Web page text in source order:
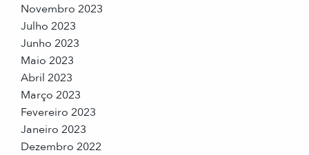
Novembro 2023
Julho 2023
Junho 2023
Maio 2023
Abril 2023
Março 2023
Fevereiro 2023
Janeiro 2023
Dezembro 2022